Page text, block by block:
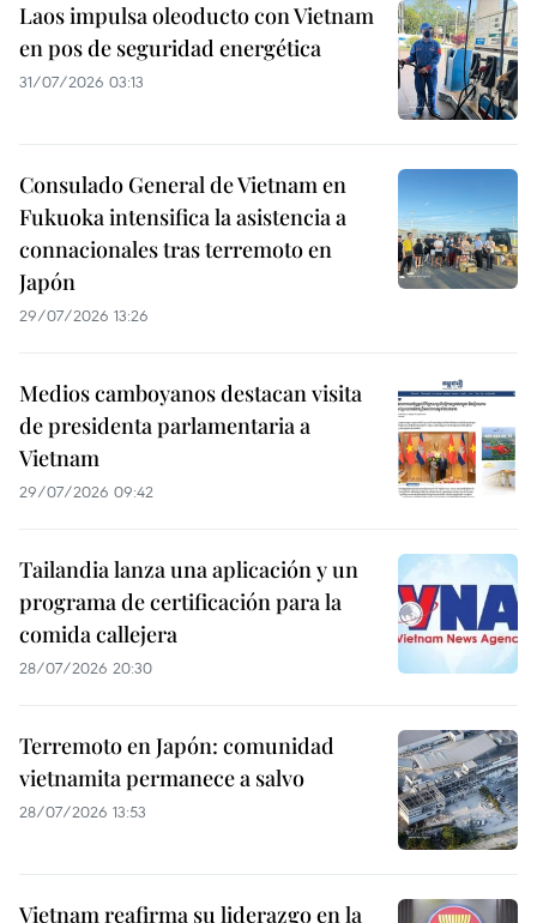
Laos impulsa oleoducto con Vietnam
en pos de seguridad energética
31/07/2026 03:13
Consulado General de Vietnam en
Fukuoka intensifica la asistencia a
connacionales tras terremoto en
Japón
29/07/2026 13:26
Medios camboyanos destacan visita
de presidenta parlamentaria a
Vietnam
29/07/2026 09:42
Tailandia lanza una aplicación y un
programa de certificación para la
comida callejera
28/07/2026 20:30
Terremoto en Japón: comunidad
vietnamita permanece a salvo
28/07/2026 13:53
Vietnam reafirma su liderazgo en la